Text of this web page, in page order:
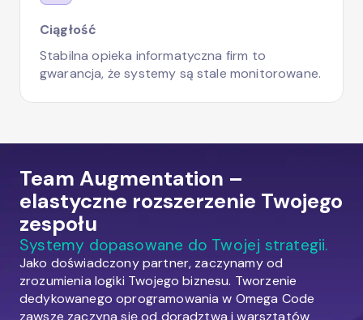
Ciągłość
Stabilna opieka informatyczna firm to
gwarancja, że systemy są stale monitorowane.
Team Augmentation –
elastyczne rozszerzenie Twojego
zespołu
Systemy dopasowane do Twojej strategii.
Jako doświadczony partner, zaczynamy od
zrozumienia logiki Twojego biznesu. Tworzenie
dedykowanego oprogramowania w Omega Code